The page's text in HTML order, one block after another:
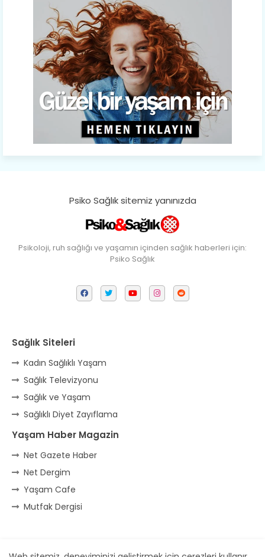
Psiko Sağlık sitemiz yanınızda
Psikoloji, ruh sağlığı ve yaşamın içinden sağlık haberleri için:
Psiko Sağlık
Sağlık Siteleri
Kadın Sağlıklı Yaşam
Sağlık Televizyonu
Sağlık ve Yaşam
Sağlıklı Diyet Zayıflama
Yaşam Haber Magazin
Net Gazete Haber
Net Dergim
Yaşam Cafe
Mutfak Dergisi
Ana Sayfa * İletişim * Reklam